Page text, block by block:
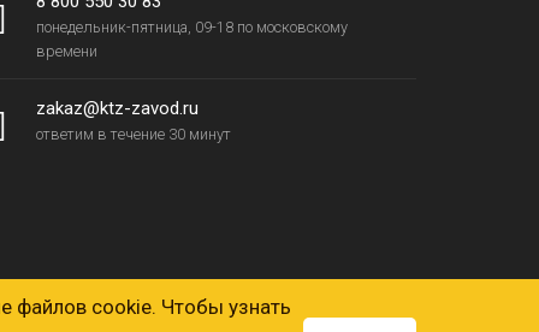
понедельник-пятница, 09-18 по московскому
времени
zakaz@ktz-zavod.ru
ответим в течение 30 минут
файлов cookie. Чтобы узнать